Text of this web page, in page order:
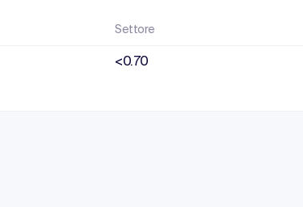
Settore
<0.70